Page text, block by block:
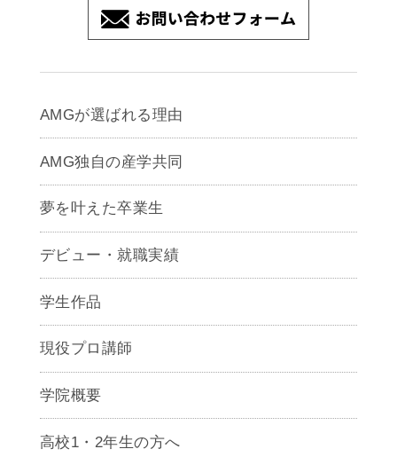
AMGが選ばれる理由
AMG独自の産学共同
夢を叶えた卒業生
デビュー・就職実績
学生作品
現役プロ講師
学院概要
高校1・2年生の方へ